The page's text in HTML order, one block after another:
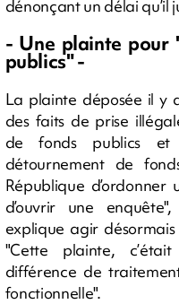
dénonçant un délai qu’il
- Une plainte pour
publics" -
La plainte déposée il y
des faits de prise
de fonds publics et
détournement de
République
d’ouvrir une
explique agir
"Cette plainte,
différence de
fonctionnelle".